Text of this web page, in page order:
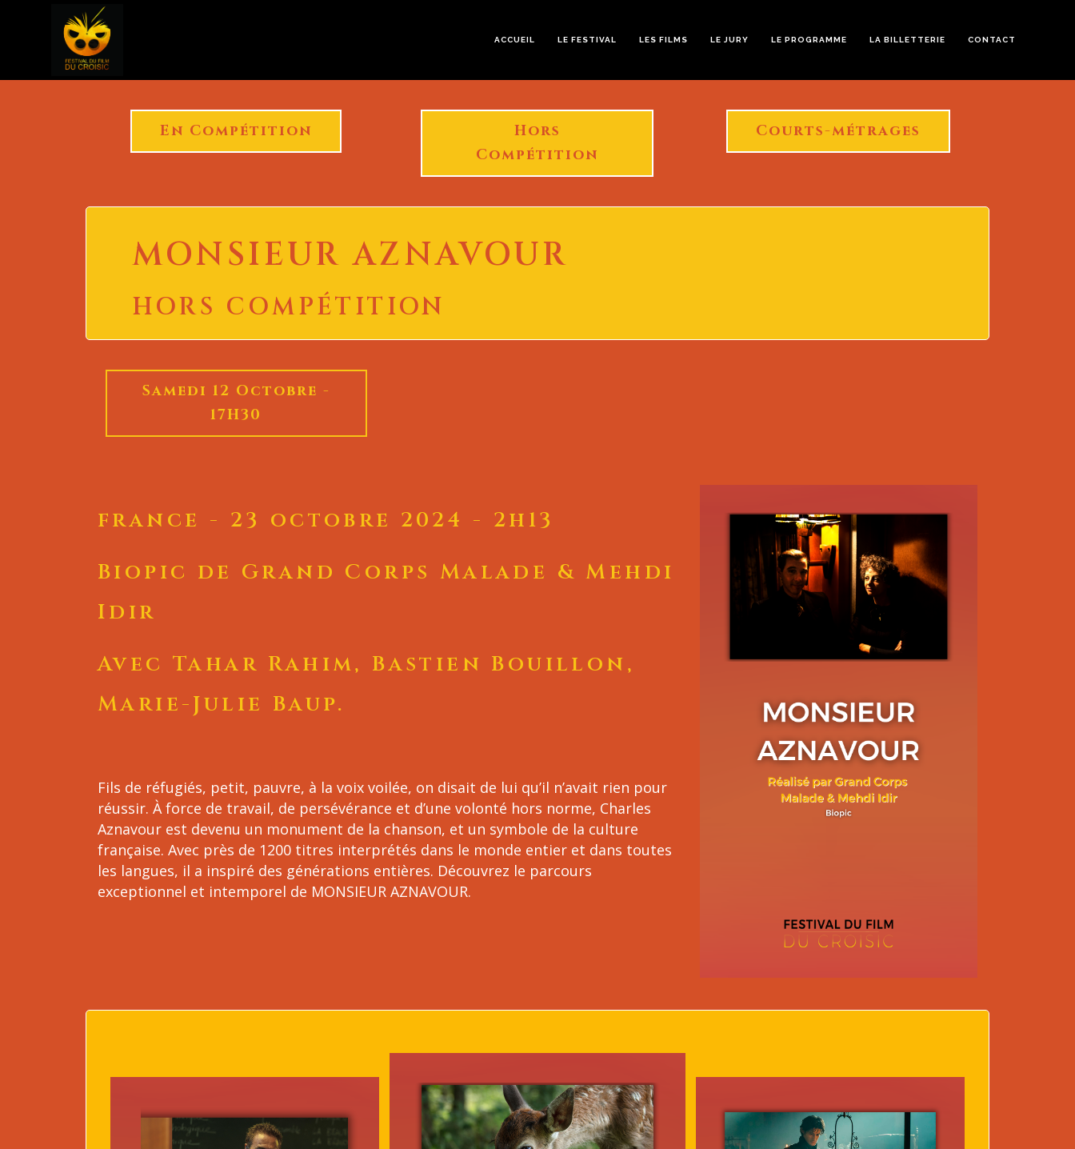
ACCUEIL LE FESTIVAL LES FILMS LE JURY LE PROGRAMME LA BILLETTERIE CONTACT
En Compétition
Hors
Compétition
Courts-métrages
MONSIEUR AZNAVOUR
HORS COMPÉTITION
Samedi 12 Octobre -
17H30
france - 23 octobre 2024 - 2h13
Biopic de Grand Corps Malade & Mehdi
Idir
Avec Tahar Rahim, Bastien Bouillon,
Marie-Julie Baup.
Fils de réfugiés, petit, pauvre, à la voix voilée, on disait de lui qu’il n’avait rien pour
réussir. À force de travail, de persévérance et d’une volonté hors norme, Charles
Aznavour est devenu un monument de la chanson, et un symbole de la culture
française. Avec près de 1200 titres interprétés dans le monde entier et dans toutes
les langues, il a inspiré des générations entières. Découvrez le parcours
exceptionnel et intemporel de MONSIEUR AZNAVOUR.